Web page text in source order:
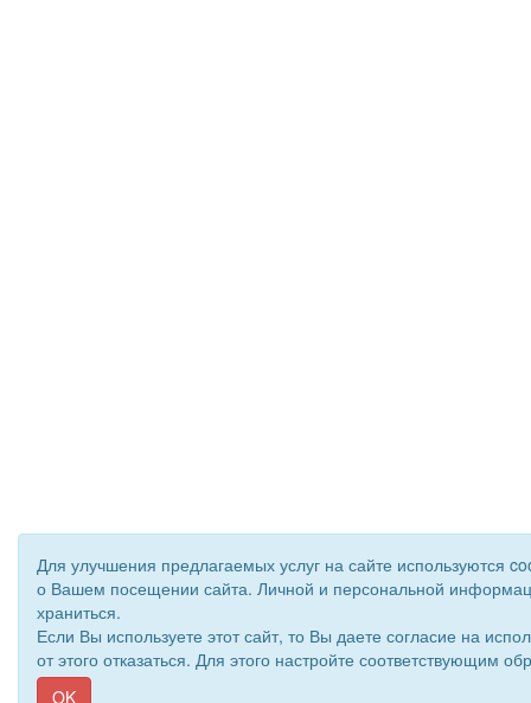
Для улучшения предлагаемых услуг на сайте используются
о Вашем посещении сайта. Личной и персональной
храниться.
Если Вы используете этот сайт, то Вы даете согласие на
от этого отказаться. Для этого настройте соответствующим
OK